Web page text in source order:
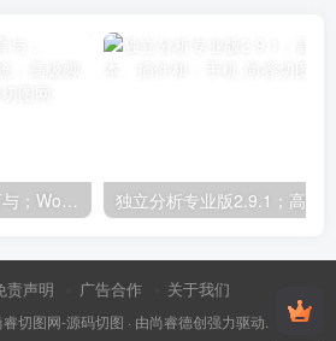
学校管理v10.4.9-教育与；WordPress学习管理系统；高级脚本、插件和；手机
责声明 广告合作 关于我们
睿切图网-源码切图 · 由尚睿德创强力驱动.